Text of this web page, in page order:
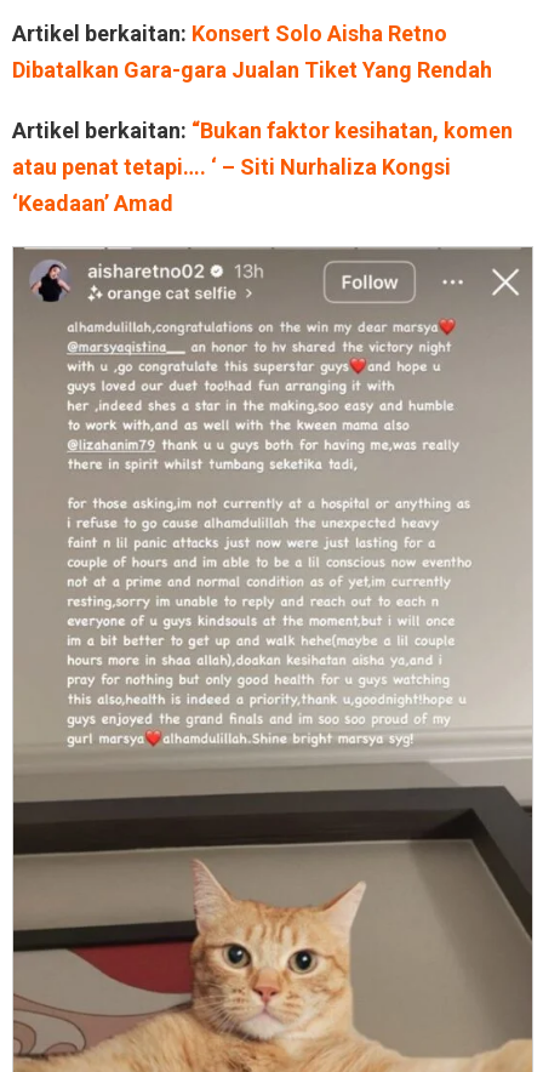
Artikel berkaitan: Konsert Solo Aisha Retno
Dibatalkan Gara-gara Jualan Tiket Yang Rendah
Artikel berkaitan: “Bukan faktor kesihatan, komen
atau penat tetapi…. ‘ – Siti Nurhaliza Kongsi
‘Keadaan’ Amad